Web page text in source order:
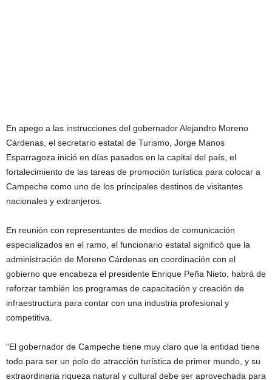
En apego a las instrucciones del gobernador Alejandro Moreno
Cárdenas, el secretario estatal de Turismo, Jorge Manos
Esparragoza inició en días pasados en la capital del país, el
fortalecimiento de las tareas de promoción turística para colocar a
Campeche como uno de los principales destinos de visitantes
nacionales y extranjeros.
En reunión con representantes de medios de comunicación
especializados en el ramo, el funcionario estatal significó que la
administración de Moreno Cárdenas en coordinación con el
gobierno que encabeza el presidente Enrique Peña Nieto, habrá de
reforzar también los programas de capacitación y creación de
infraestructura para contar con una industria profesional y
competitiva.
“El gobernador de Campeche tiene muy claro que la entidad tiene
todo para ser un polo de atracción turística de primer mundo, y su
extraordinaria riqueza natural y cultural debe ser aprovechada para